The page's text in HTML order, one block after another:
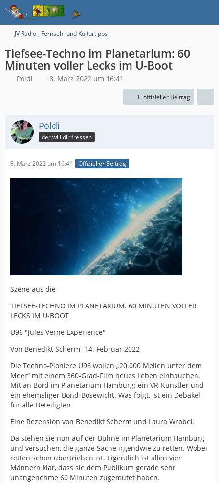
JV Radio-, Fernseh- und Kulturtipps
Tiefsee-Techno im Planetarium: 60
Minuten voller Lecks im U-Boot
Poldi 8. März 2022 um 16:41
1. offizieller Beitrag
Poldi
der will dir fressen
8. März 2022 um 16:41 Offizieller Beitrag
Szene aus die
TIEFSEE-TECHNO IM PLANETARIUM: 60 MINUTEN VOLLER
LECKS IM U-BOOT
U96 "Jules Verne Experience"
Von Benedikt Scherm -14. Februar 2022
Die Techno-Pioniere U96 wollen „20.000 Meilen unter dem
Meer“ mit einem 360-Grad-Film neues Leben einhauchen.
Mit an Bord im Planetarium Hamburg: ein VR-Künstler und
ein ehemaliger Bond-Bösewicht. Was folgt, ist ein Debakel
für alle Beteiligten.
Eine Rezension von Benedikt Scherm und Laura Wrobel.
Da stehen sie nun auf der Bühne im Planetarium Hamburg
und versuchen, die ganze Sache irgendwie zu retten. Wobei
retten schon übertrieben ist. Eigentlich ist allen vier
Männern klar, dass sie dem Publikum gerade sehr
unangenehme 60 Minuten zugemutet haben.